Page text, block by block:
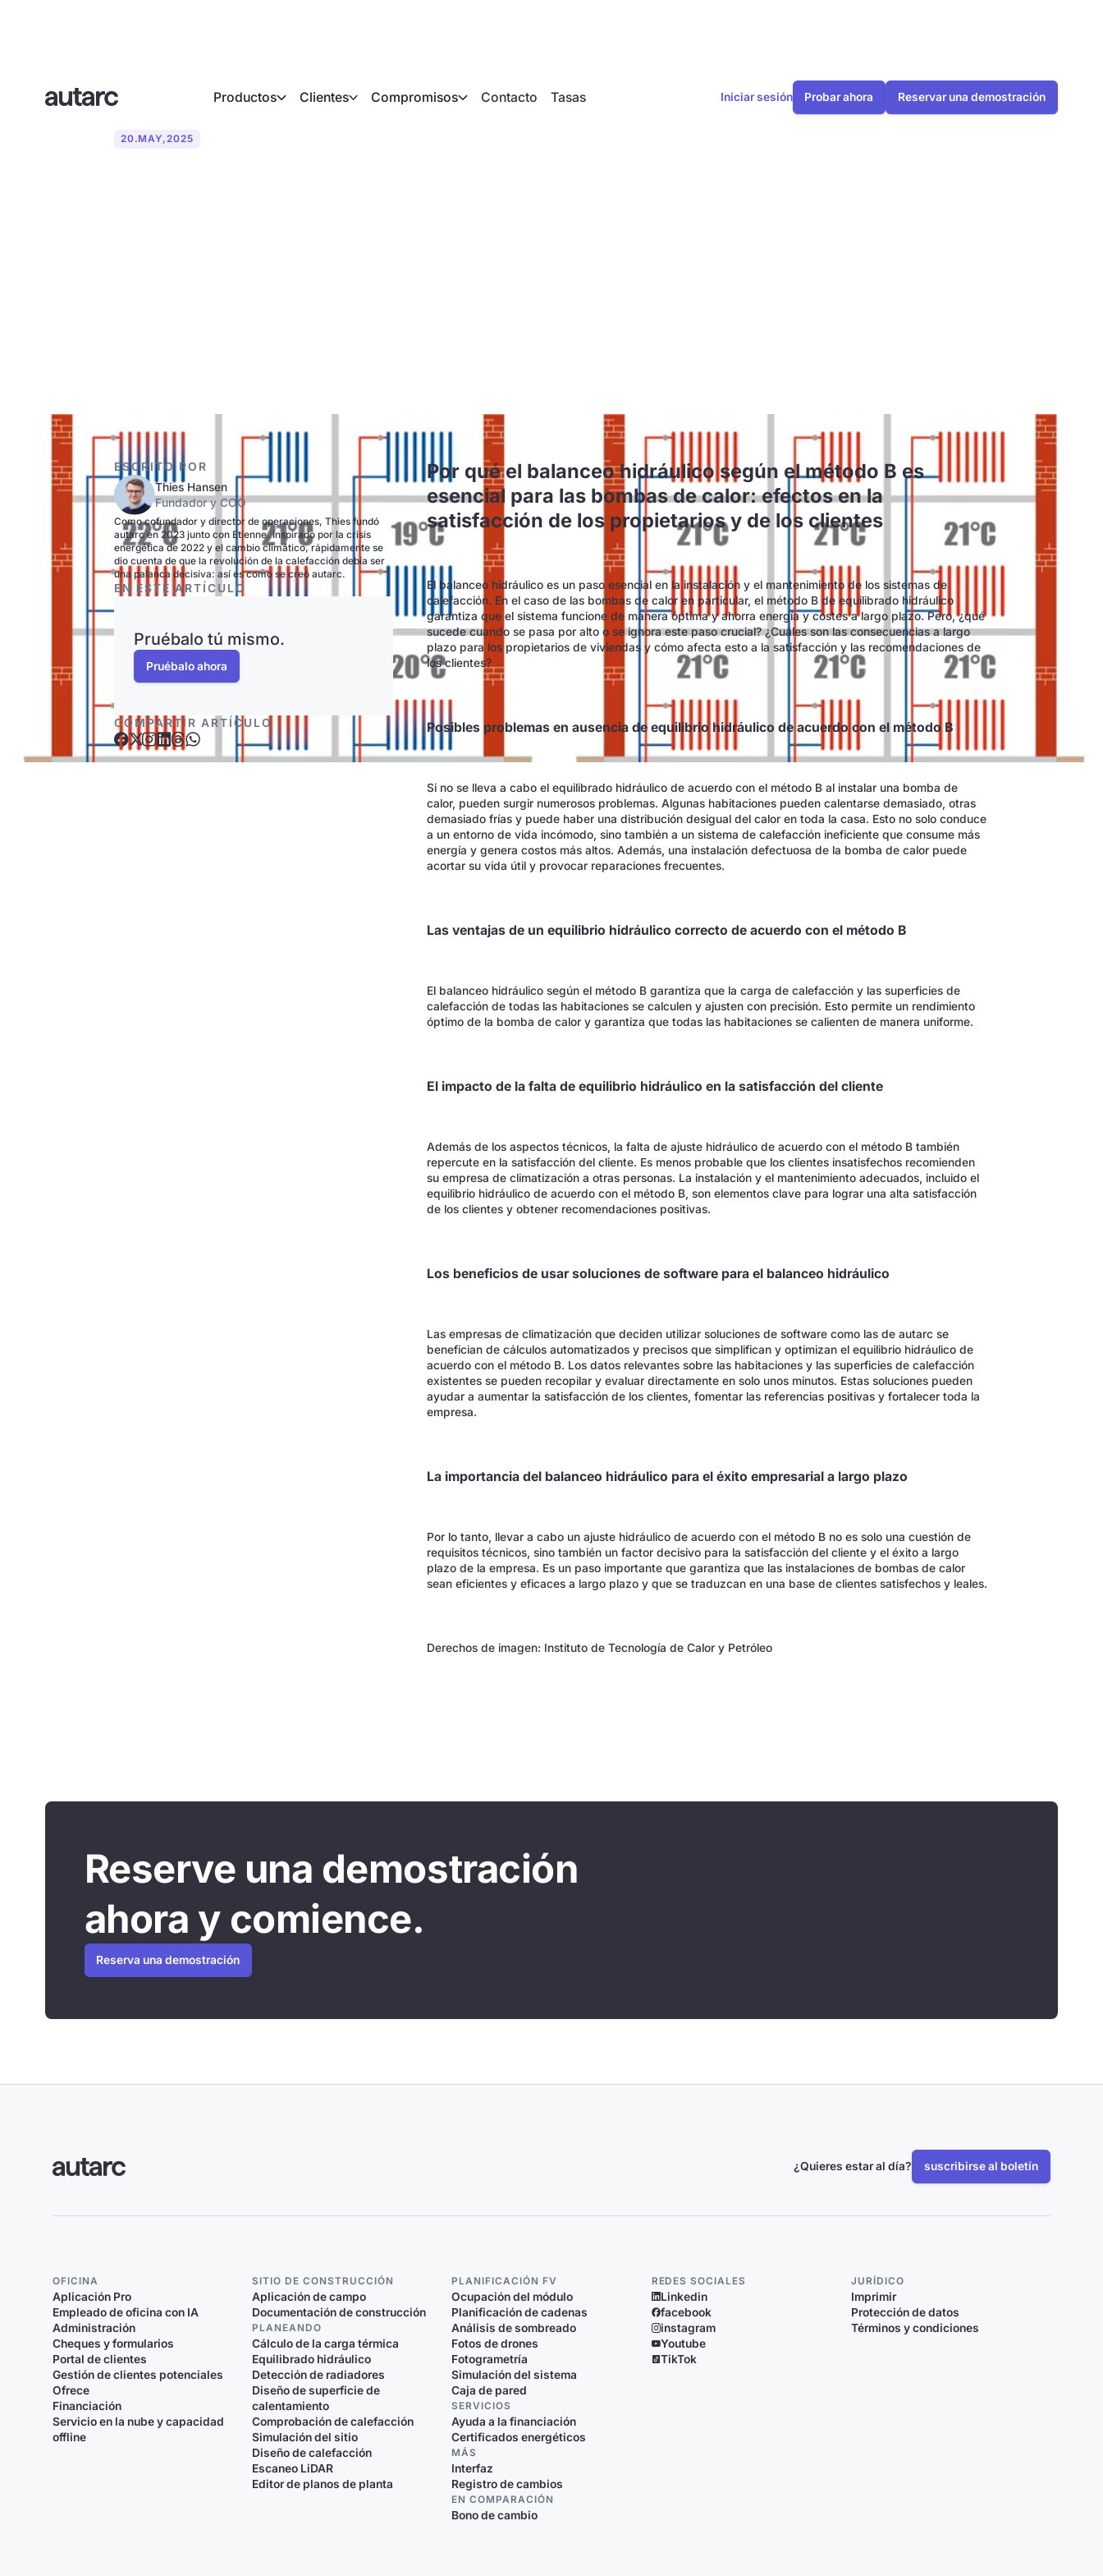
Productos Clientes Compromisos Contacto Tasas Iniciar sesión Probar ahora Reservar una demostración
20.MAY,2025
ESCRITO POR
Thies Hansen
Fundador y COO
Como cofundador y director de operaciones, Thies fundó
autarc en 2023 junto con Etienne. Inspirado por la crisis
energética de 2022 y el cambio climático, rápidamente se
dio cuenta de que la revolución de la calefacción debía ser
una palanca decisiva: así es como se creó autarc.
EN ESTE ARTÍCULO
Pruébalo tú mismo.
Pruébalo ahora
COMPARTIR ARTÍCULO
Por qué el balanceo hidráulico según el método B es
esencial para las bombas de calor: efectos en la
satisfacción de los propietarios y de los clientes
El balanceo hidráulico es un paso esencial en la instalación y el mantenimiento de los sistemas de
calefacción. En el caso de las bombas de calor en particular, el método B de equilibrado hidráulico
garantiza que el sistema funcione de manera óptima y ahorra energía y costes a largo plazo. Pero, ¿qué
sucede cuando se pasa por alto o se ignora este paso crucial? ¿Cuáles son las consecuencias a largo
plazo para los propietarios de viviendas y cómo afecta esto a la satisfacción y las recomendaciones de
los clientes?
Posibles problemas en ausencia de equilibrio hidráulico de acuerdo con el método B
Si no se lleva a cabo el equilibrado hidráulico de acuerdo con el método B al instalar una bomba de
calor, pueden surgir numerosos problemas. Algunas habitaciones pueden calentarse demasiado, otras
demasiado frías y puede haber una distribución desigual del calor en toda la casa. Esto no solo conduce
a un entorno de vida incómodo, sino también a un sistema de calefacción ineficiente que consume más
energía y genera costos más altos. Además, una instalación defectuosa de la bomba de calor puede
acortar su vida útil y provocar reparaciones frecuentes.
Las ventajas de un equilibrio hidráulico correcto de acuerdo con el método B
El balanceo hidráulico según el método B garantiza que la carga de calefacción y las superficies de
calefacción de todas las habitaciones se calculen y ajusten con precisión. Esto permite un rendimiento
óptimo de la bomba de calor y garantiza que todas las habitaciones se calienten de manera uniforme.
El impacto de la falta de equilibrio hidráulico en la satisfacción del cliente
Además de los aspectos técnicos, la falta de ajuste hidráulico de acuerdo con el método B también
repercute en la satisfacción del cliente. Es menos probable que los clientes insatisfechos recomienden
su empresa de climatización a otras personas. La instalación y el mantenimiento adecuados, incluido el
equilibrio hidráulico de acuerdo con el método B, son elementos clave para lograr una alta satisfacción
de los clientes y obtener recomendaciones positivas.
Los beneficios de usar soluciones de software para el balanceo hidráulico
Las empresas de climatización que deciden utilizar soluciones de software como las de autarc se
benefician de cálculos automatizados y precisos que simplifican y optimizan el equilibrio hidráulico de
acuerdo con el método B. Los datos relevantes sobre las habitaciones y las superficies de calefacción
existentes se pueden recopilar y evaluar directamente en solo unos minutos. Estas soluciones pueden
ayudar a aumentar la satisfacción de los clientes, fomentar las referencias positivas y fortalecer toda la
empresa.
La importancia del balanceo hidráulico para el éxito empresarial a largo plazo
Por lo tanto, llevar a cabo un ajuste hidráulico de acuerdo con el método B no es solo una cuestión de
requisitos técnicos, sino también un factor decisivo para la satisfacción del cliente y el éxito a largo
plazo de la empresa. Es un paso importante que garantiza que las instalaciones de bombas de calor
sean eficientes y eficaces a largo plazo y que se traduzcan en una base de clientes satisfechos y leales.
Derechos de imagen: Instituto de Tecnología de Calor y Petróleo
Reserve una demostración
ahora y comience.
Reserva una demostración
¿Quieres estar al día? suscribirse al boletín
OFICINA
Aplicación Pro
Empleado de oficina con IA
Administración
Cheques y formularios
Portal de clientes
Gestión de clientes potenciales
Ofrece
Financiación
Servicio en la nube y capacidad
offline
SITIO DE CONSTRUCCIÓN
Aplicación de campo
Documentación de construcción
PLANEANDO
Cálculo de la carga térmica
Equilibrado hidráulico
Detección de radiadores
Diseño de superficie de
calentamiento
Comprobación de calefacción
Simulación del sitio
Diseño de calefacción
Escaneo LiDAR
Editor de planos de planta
PLANIFICACIÓN FV
Ocupación del módulo
Planificación de cadenas
Análisis de sombreado
Fotos de drones
Fotogrametría
Simulación del sistema
Caja de pared
SERVICIOS
Ayuda a la financiación
Certificados energéticos
MÁS
Interfaz
Registro de cambios
EN COMPARACIÓN
Bono de cambio
REDES SOCIALES
Linkedin
facebook
instagram
Youtube
TikTok
JURÍDICO
Imprimir
Protección de datos
Términos y condiciones